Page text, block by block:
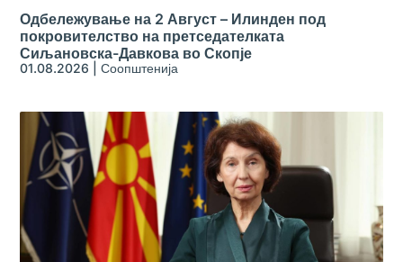
Одбележување на 2 Август – Илинден под
покровителство на претседателката
Сиљановска-Давкова во Скопје
01.08.2026 |Соопштенија